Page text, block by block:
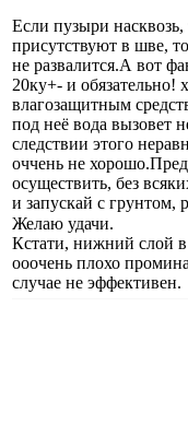
Если пузыри
присутствуют в шве,
не развалится.А вот
20ку+- и обязательно!
влагозащитным
под неё вода вызовет
следствии этого
оччень не
осуществить, без
и запускай с грунтом,
Желаю удачи.
Кстати, нижний слой
ооочень плохо
случае не эффективен.